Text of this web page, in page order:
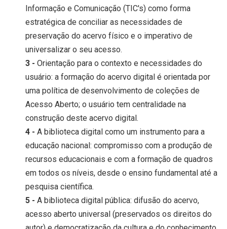
Informação e Comunicação (TIC's) como forma
estratégica de conciliar as necessidades de
preservação do acervo físico e o imperativo de
universalizar o seu acesso.
3 - Orientação para o contexto e necessidades do
usuário: a formação do acervo digital é orientada por
uma política de desenvolvimento de coleções de
Acesso Aberto; o usuário tem centralidade na
construção deste acervo digital.
4 - A biblioteca digital como um instrumento para a
educação nacional: compromisso com a produção de
recursos educacionais e com a formação de quadros
em todos os níveis, desde o ensino fundamental até a
pesquisa científica.
5 - A biblioteca digital pública: difusão do acervo,
acesso aberto universal (preservados os direitos do